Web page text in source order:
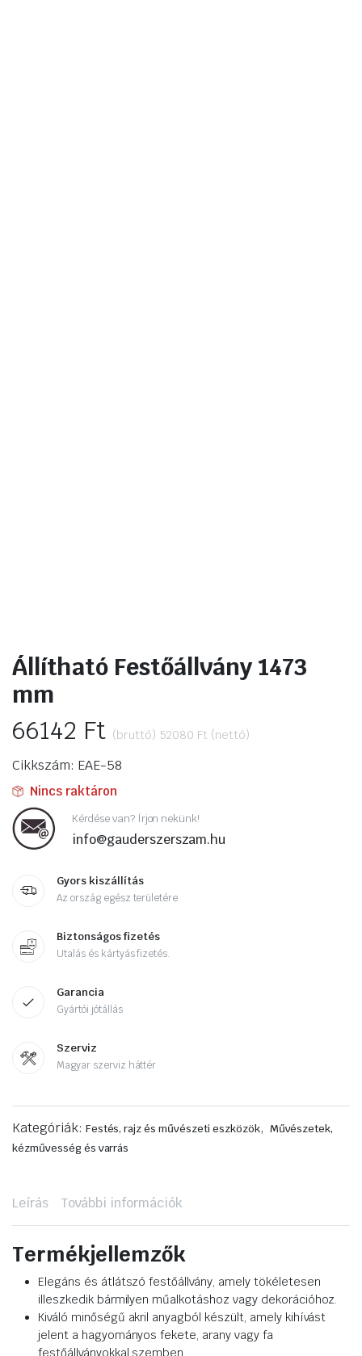
Állítható Festőállvány 1473
mm
66142 Ft (bruttó) 52080 Ft (nettó)
Cikkszám: EAE-58
Nincs raktáron
Kérdése van? Írjon nekünk!
info@gauderszerszam.hu
Gyors kiszállítás
Az ország egész területére
Biztonságos fizetés
Utalás és kártyás fizetés.
Garancia
Gyártói jótállás
Szerviz
Magyar szerviz háttér
Kategóriák: Festés, rajz és művészeti eszközök, Művészetek,
kézművesség és varrás
Leírás További információk
Termékjellemzők
Elegáns és átlátszó festőállvány, amely tökéletesen
illeszkedik bármilyen műalkotáshoz vagy dekorációhoz.
Kiváló minőségű akril anyagból készült, amely kihívást
jelent a hagyományos fekete, arany vagy fa
festőállványokkal szemben.